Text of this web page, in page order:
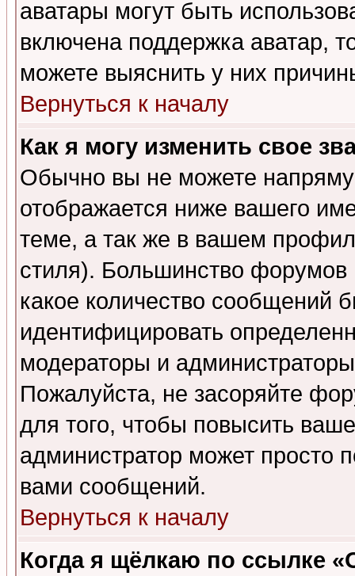
аватары могут быть
включена поддержка аватар,
можете выяснить у них
Вернуться к началу
Как я могу изменить свое
Обычно вы не можете
отображается ниже вашего
теме, а так же в вашем
стиля). Большинство форумов
какое количество сообщений
идентифицировать
модераторы и
Пожалуйста, не засоряйте
для того, чтобы повысить
администратор может просто
вами сообщений.
Вернуться к началу
Когда я щёлкаю по ссылке